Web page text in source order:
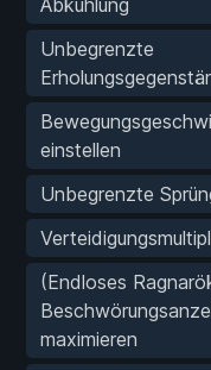
Abkühlung
Unbegrenzte
einstellen
Unbegrenzte
(Endloses
maximieren